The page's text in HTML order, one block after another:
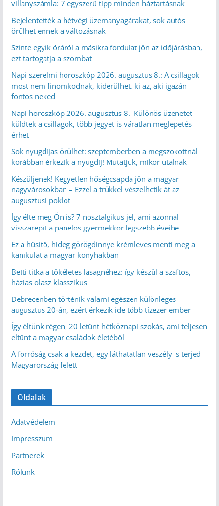
villanyszámla: 7 egyszerű tipp minden háztartásnak
Bejelentették a hétvégi üzemanyagárakat, sok autós
örülhet ennek a változásnak
Szinte egyik óráról a másikra fordulat jön az időjárásban,
ezt tartogatja a szombat
Napi szerelmi horoszkóp 2026. augusztus 8.: A csillagok
most nem finomkodnak, kiderülhet, ki az, aki igazán
fontos neked
Napi horoszkóp 2026. augusztus 8.: Különös üzenetet
küldtek a csillagok, több jegyet is váratlan meglepetés
érhet
Sok nyugdíjas örülhet: szeptemberben a megszokottnál
korábban érkezik a nyugdíj! Mutatjuk, mikor utalnak
Készüljenek! Kegyetlen hőségcsapda jön a magyar
nagyvárosokban – Ezzel a trükkel vészelhetik át az
augusztusi poklot
Így élte meg Ön is? 7 nosztalgikus jel, ami azonnal
visszarepít a panelos gyermekkor legszebb éveibe
Ez a hűsítő, hideg görögdinnye krémleves menti meg a
kánikulát a magyar konyhákban
Betti titka a tökéletes lasagnéhez: így készül a szaftos,
házias olasz klasszikus
Debrecenben történik valami egészen különleges
augusztus 20-án, ezért érkezik ide több tízezer ember
Így éltünk régen, 20 letűnt hétköznapi szokás, ami teljesen
eltűnt a magyar családok életéből
A forróság csak a kezdet, egy láthatatlan veszély is terjed
Magyarország felett
Oldalak
Adatvédelem
Impresszum
Partnerek
Rólunk